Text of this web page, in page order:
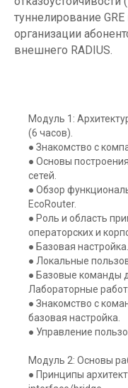
туннелирование
организации
внешнего RADIUS.
Модуль 1:
(6 часов).
● Знакомство с
● Основы
сетей.
● Обзор
EcoRouter.
● Роль и область
операторских и
● Базовая настройка.
● Локальные
● Базовые команды
Лабораторные
● Знакомство с
базовая настройка.
● Управление
Модуль 2: Основы
● Принципы